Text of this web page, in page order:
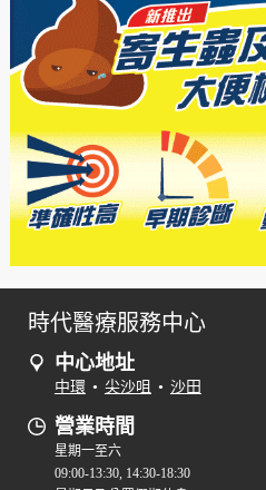
時代醫療服務中心
中心地址
中環 • 尖沙咀 • 沙田
營業時間
星期一至六
09:00-13:30, 14:30-18:30